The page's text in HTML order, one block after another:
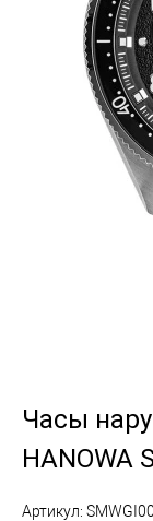
Часы
HANOWA
Артикул: